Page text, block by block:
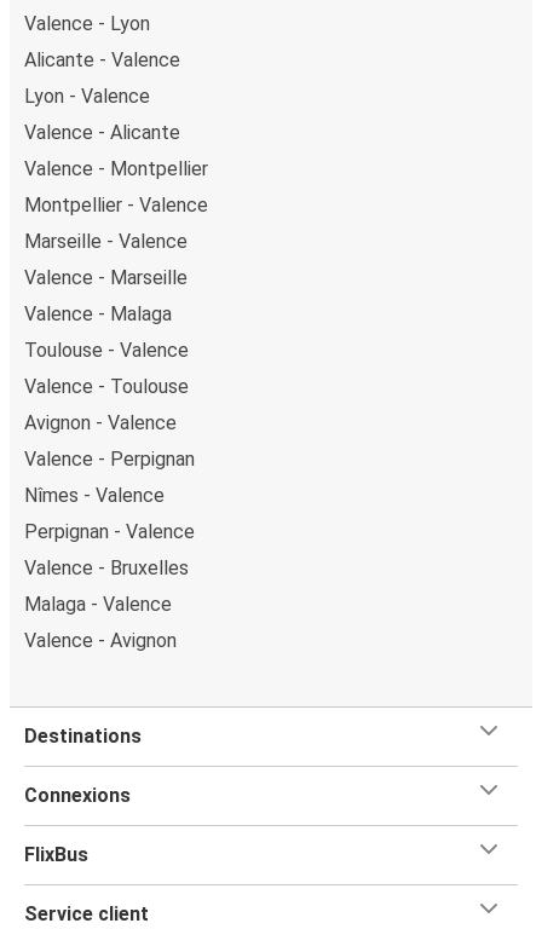
Valence - Lyon
Alicante - Valence
Lyon - Valence
Valence - Alicante
Valence - Montpellier
Montpellier - Valence
Marseille - Valence
Valence - Marseille
Valence - Malaga
Toulouse - Valence
Valence - Toulouse
Avignon - Valence
Valence - Perpignan
Nîmes - Valence
Perpignan - Valence
Valence - Bruxelles
Malaga - Valence
Valence - Avignon
Destinations
Connexions
FlixBus
Service client